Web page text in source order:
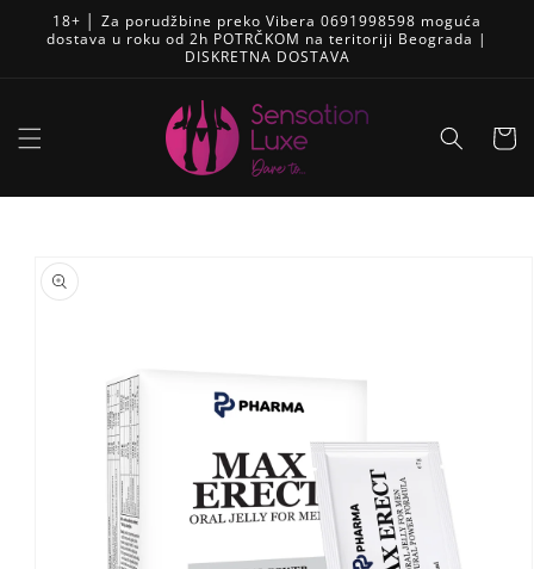
na
sadržaj
18+ │ Za porudžbine preko Vibera 0691998598 moguća
dostava u roku od 2h POTRČKOM na teritoriji Beograda |
DISKRETNA DOSTAVA
Korpa
information